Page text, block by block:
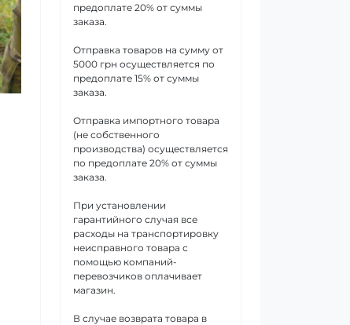
предоплате 20% от суммы
заказа.
Отправка товаров на сумму от
5000 грн осуществляется по
предоплате 15% от суммы
заказа.
Отправка импортного товара
(не собственного
производства) осуществляется
по предоплате 20% от суммы
заказа.
При установлении
гарантийного случая все
расходы на транспортировку
неисправного товара с
помощью компаний-
перевозчиков оплачивает
магазин.
В случае возврата товара в